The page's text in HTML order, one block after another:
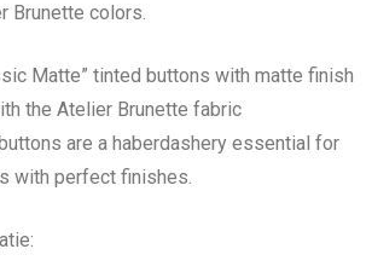
Brunette colors.
Matte” tinted buttons with matte finish
the Atelier Brunette fabric
are a haberdashery essential for
with perfect finishes.